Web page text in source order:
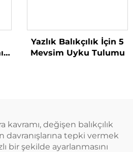
Yazlık Balıkçılık İçin 5
Mevsim Uyku Tulumu
kavramı, değişen balıkçılık
davranışlarına tepki vermek
bir şekilde ayarlanmasını